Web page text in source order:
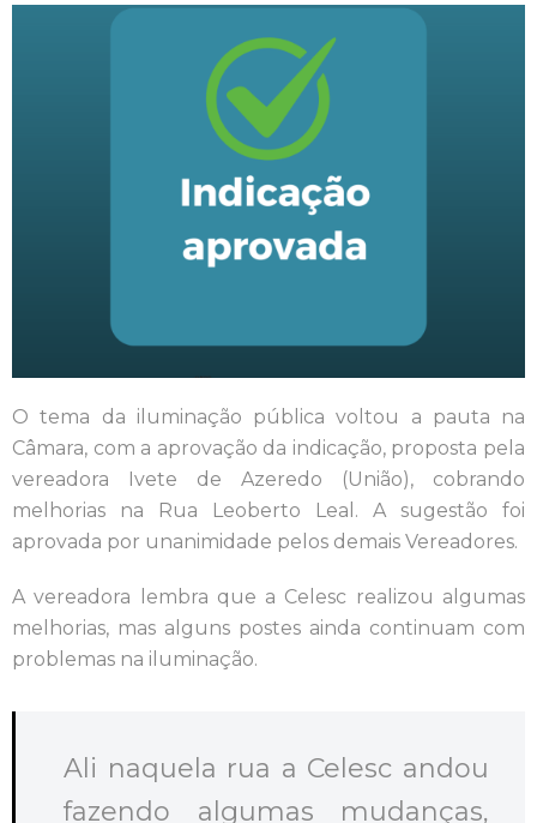
O tema da iluminação pública voltou a pauta na
Câmara, com a aprovação da indicação, proposta pela
vereadora Ivete de Azeredo (União), cobrando
melhorias na Rua Leoberto Leal. A sugestão foi
aprovada por unanimidade pelos demais Vereadores.
A vereadora lembra que a Celesc realizou algumas
melhorias, mas alguns postes ainda continuam com
problemas na iluminação.
Ali naquela rua a Celesc andou
fazendo algumas mudanças,